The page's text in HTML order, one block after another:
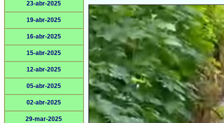
23-abr-2025
19-abr-2025
16-abr-2025
15-abr-2025
12-abr-2025
05-abr-2025
02-abr-2025
29-mar-2025